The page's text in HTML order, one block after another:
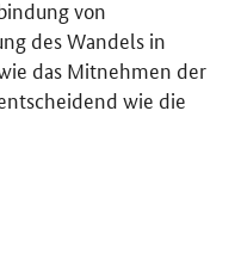
von
des Wandels in
das Mitnehmen der
wie die